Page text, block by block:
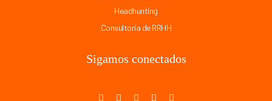
Headhunting
Consultoría de RRHH
Sigamos conectados